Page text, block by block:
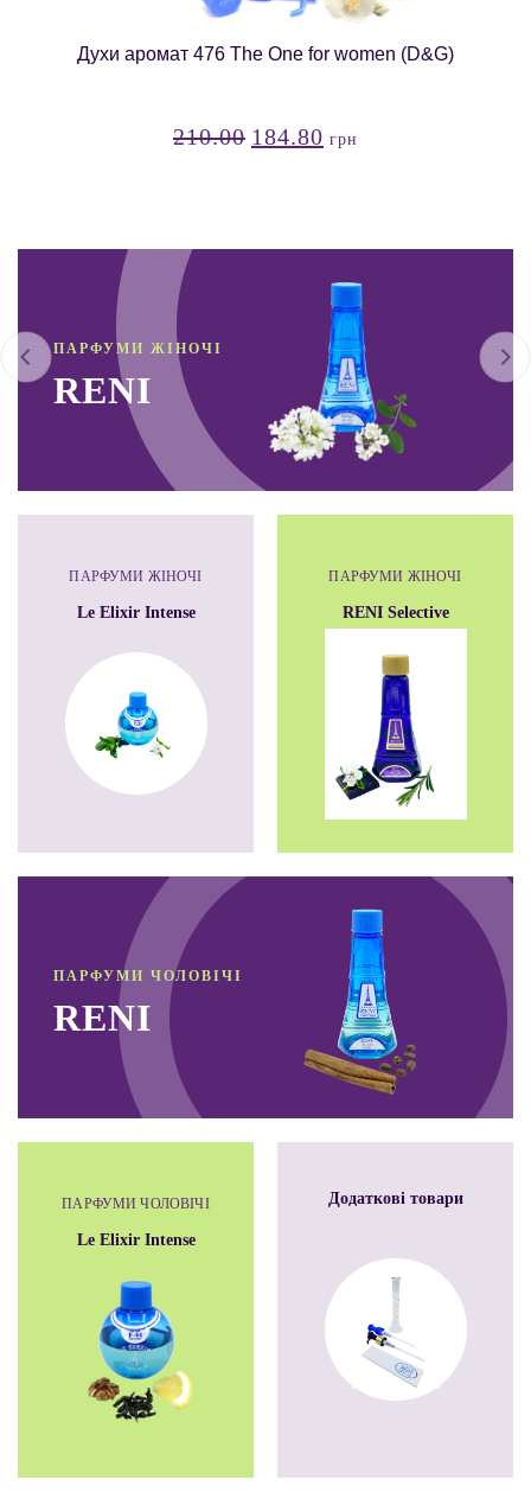
Духи аромат 476 The One for women (D&G)
210.00 184.80 грн
ПАРФУМИ ЖІНОЧІ
RENI
ПАРФУМИ ЖІНОЧІ
Le Elixir Intense
ПАРФУМИ ЖІНОЧІ
RENI Selective
ПАРФУМИ ЧОЛОВІЧІ
Le Elixir Intense
Додатковi товари
ПАРФУМИ ЧОЛОВІЧІ
RENI